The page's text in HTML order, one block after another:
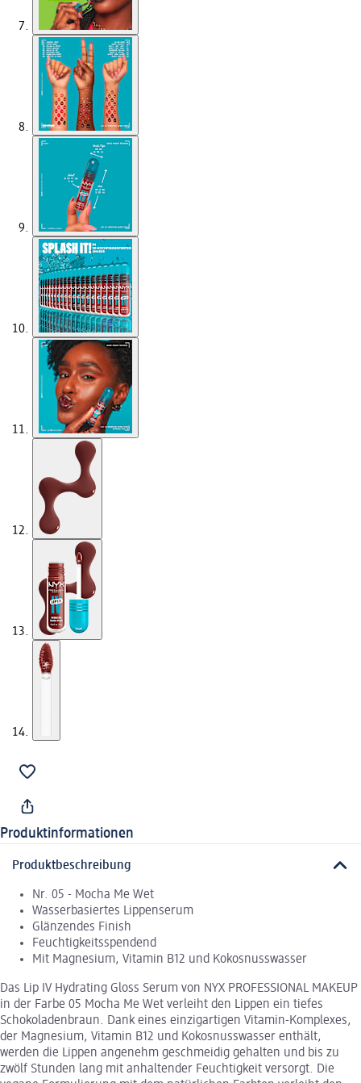
Produktinformationen
Produktbeschreibung
Nr. 05 - Mocha Me Wet
Wasserbasiertes Lippenserum
Glänzendes Finish
Feuchtigkeitsspendend
Mit Magnesium, Vitamin B12 und Kokosnusswasser
Das Lip IV Hydrating Gloss Serum von NYX PROFESSIONAL MAKEUP
in der Farbe 05 Mocha Me Wet verleiht den Lippen ein tiefes
Schokoladenbraun. Dank eines einzigartigen Vitamin-Komplexes,
der Magnesium, Vitamin B12 und Kokosnusswasser enthält,
werden die Lippen angenehm geschmeidig gehalten und bis zu
zwölf Stunden lang mit anhaltender Feuchtigkeit versorgt. Die